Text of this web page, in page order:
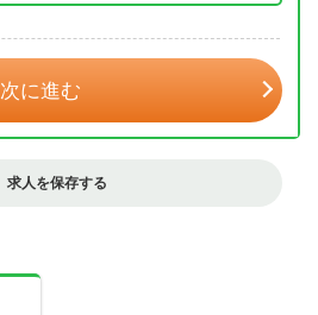
次に進む
求人を保存する